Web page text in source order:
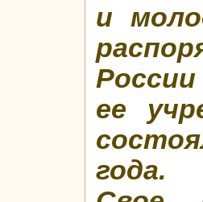
и
ее
года.